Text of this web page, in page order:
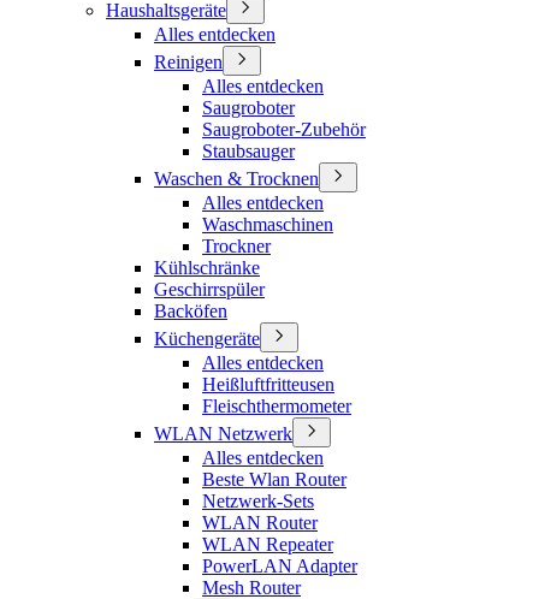
Haushaltsgeräte
Alles entdecken
Reinigen
Alles entdecken
Saugroboter
Saugroboter-Zubehör
Staubsauger
Waschen & Trocknen
Alles entdecken
Waschmaschinen
Trockner
Kühlschränke
Geschirrspüler
Backöfen
Küchengeräte
Alles entdecken
Heißluftfritteusen
Fleischthermometer
WLAN Netzwerk
Alles entdecken
Beste Wlan Router
Netzwerk-Sets
WLAN Router
WLAN Repeater
PowerLAN Adapter
Mesh Router